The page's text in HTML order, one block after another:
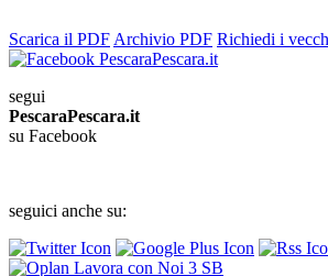
Scarica il PDF Archivio PDF Richiedi i
segui
PescaraPescara.it
su Facebook
seguici anche su: